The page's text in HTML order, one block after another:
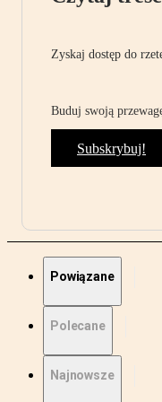
Zyskaj dostęp do
Buduj swoją
Subskrybuj!
Powiązane
Polecane
Najnowsze